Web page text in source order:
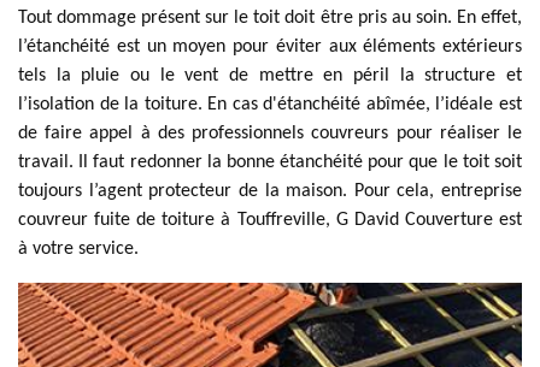
Tout dommage présent sur le toit doit être pris au soin. En effet,
l’étanchéité est un moyen pour éviter aux éléments extérieurs
tels la pluie ou le vent de mettre en péril la structure et
l’isolation de la toiture. En cas d'étanchéité abîmée, l’idéale est
de faire appel à des professionnels couvreurs pour réaliser le
travail. Il faut redonner la bonne étanchéité pour que le toit soit
toujours l’agent protecteur de la maison. Pour cela, entreprise
couvreur fuite de toiture à Touffreville, G David Couverture est
à votre service.